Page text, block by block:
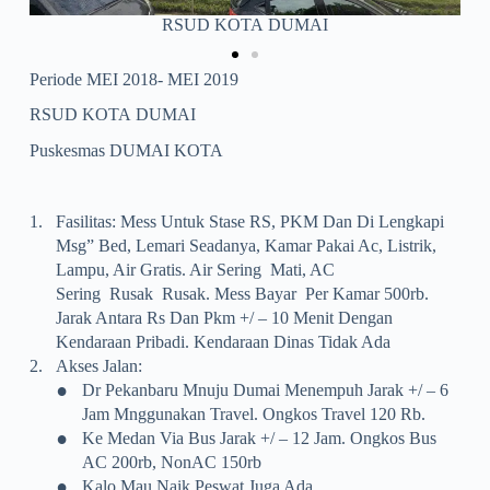
Puskesmas DUMAI KOTA
Periode MEI 2018- MEI 2019
RSUD KOTA DUMAI
Puskesmas DUMAI KOTA
1.
Fasilitas: Mess Untuk Stase RS, PKM Dan Di Lengkapi
Msg” Bed, Lemari Seadanya, Kamar Pakai Ac, Listrik,
Lampu, Air Gratis. Air Sering Mati, AC
Sering Rusak Rusak. Mess Bayar Per Kamar 500rb.
Jarak Antara Rs Dan Pkm +/ – 10 Menit Dengan
Kendaraan Pribadi. Kendaraan Dinas Tidak Ada
2.
Akses Jalan:
•
Dr Pekanbaru Mnuju Dumai Menempuh Jarak +/ – 6
Jam Mnggunakan Travel. Ongkos Travel 120 Rb.
•
Ke Medan Via Bus Jarak +/ – 12 Jam. Ongkos Bus
AC 200rb, NonAC 150rb